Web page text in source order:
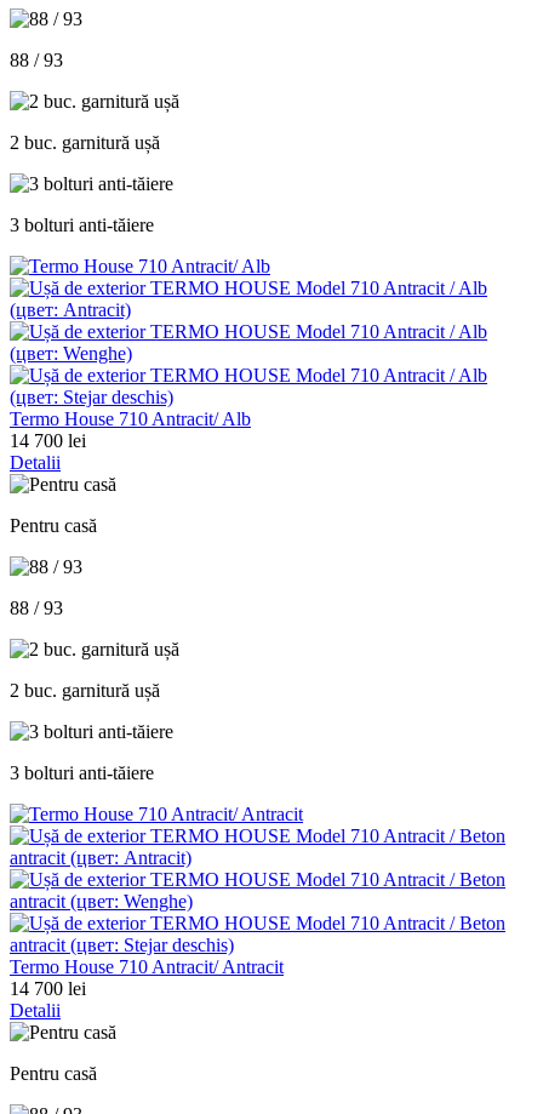
88 / 93
2 buc. garnitură ușă
3 bolturi anti-tăiere
Termo House 710 Antracit/ Alb
14 700 lei
Detalii
Pentru casă
88 / 93
2 buc. garnitură ușă
3 bolturi anti-tăiere
Termo House 710 Antracit/ Antracit
14 700 lei
Detalii
Pentru casă